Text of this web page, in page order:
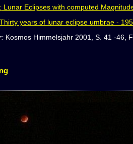
Lunar Eclipses with computed
Thirty years of lunar eclipse umbrae -
Kosmos Himmelsjahr 2001, S. 41 -46,